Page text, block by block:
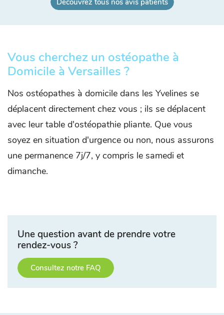
Découvrez tous nos avis patients
Vous cherchez un ostéopathe à
Domicile à Versailles ?
Nos ostéopathes à domicile dans les Yvelines se
déplacent directement chez vous ; ils se déplacent
avec leur table d'ostéopathie pliante. Que vous
soyez en situation d'urgence ou non, nous assurons
une permanence 7j/7, y compris le samedi et
dimanche.
Une question avant de prendre votre
rendez-vous ?
Consultez notre FAQ